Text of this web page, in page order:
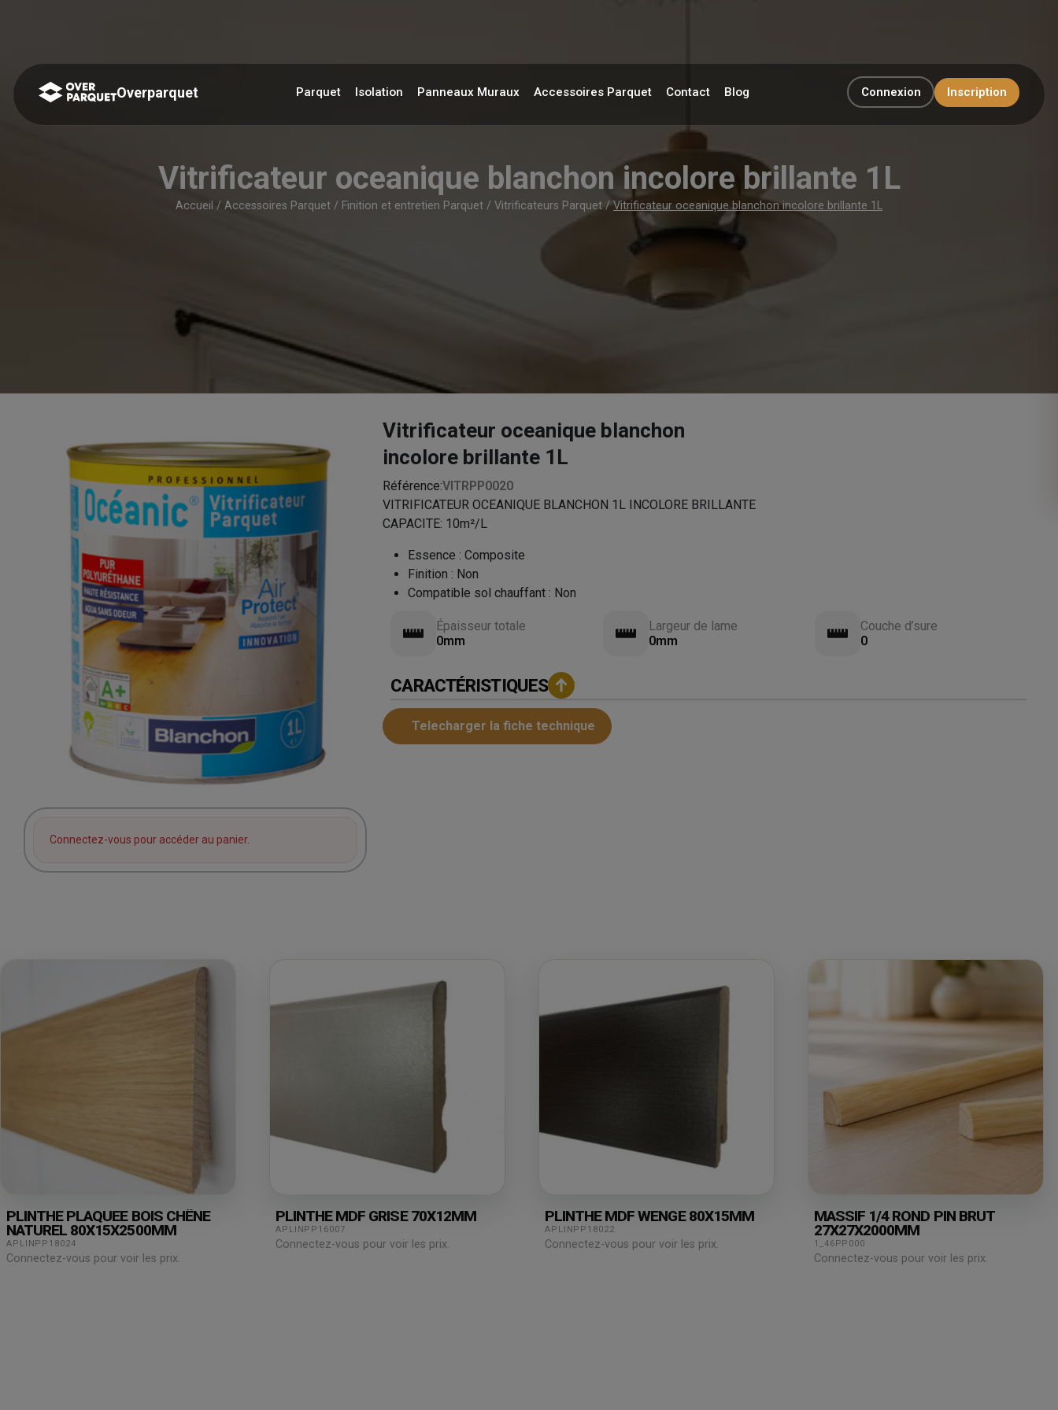
Overparquet Parquet Isolation Panneaux Muraux Accessoires Parquet Contact Blog Connexion Inscription
Vitrificateur oceanique blanchon incolore brillante 1L
Accueil / Accessoires Parquet / Finition et entretien Parquet / Vitrificateurs Parquet /Vitrificateur oceanique blanchon incolore brillante 1L
Connectez-vous pour accéder au panier.
Vitrificateur oceanique blanchon
incolore brillante 1L
Référence:VITRPP0020
VITRIFICATEUR OCEANIQUE BLANCHON 1L INCOLORE BRILLANTE
CAPACITE: 10m²/L
Essence :Composite
Finition : Non
Compatible sol chauffant : Non
Épaisseur totale
0mm
Largeur de lame
0mm
Couche d’sure
0
CARACTÉRISTIQUES
Telecharger la fiche technique
PLINTHE PLAQUEE BOIS CHÊNE
NATUREL 80X15X2500MM
APLINPP18024
Connectez-vous pour voir les prix.
PLINTHE MDF GRISE 70X12MM
APLINPP16007
Connectez-vous pour voir les prix.
PLINTHE MDF WENGE 80X15MM
APLINPP18022
Connectez-vous pour voir les prix.
MASSIF 1/4 ROND PIN BRUT
27X27X2000MM
1_46PP000
Connectez-vous pour voir les prix.